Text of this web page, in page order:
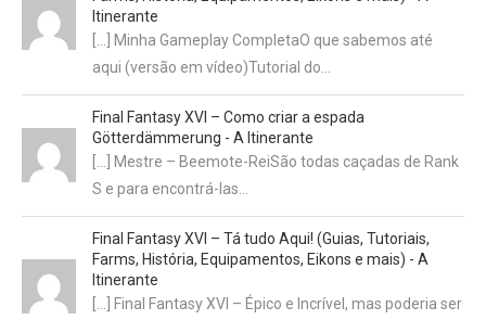
Itinerante
[…] Minha Gameplay CompletaO que sabemos até
aqui (versão em vídeo)Tutorial do…
Final Fantasy XVI – Como criar a espada
Götterdämmerung - A Itinerante
[…] Mestre – Beemote-ReiSão todas caçadas de Rank
S e para encontrá-las…
Final Fantasy XVI – Tá tudo Aqui! (Guias, Tutoriais,
Farms, História, Equipamentos, Eikons e mais) - A
Itinerante
[…] Final Fantasy XVI – Épico e Incrível, mas poderia ser